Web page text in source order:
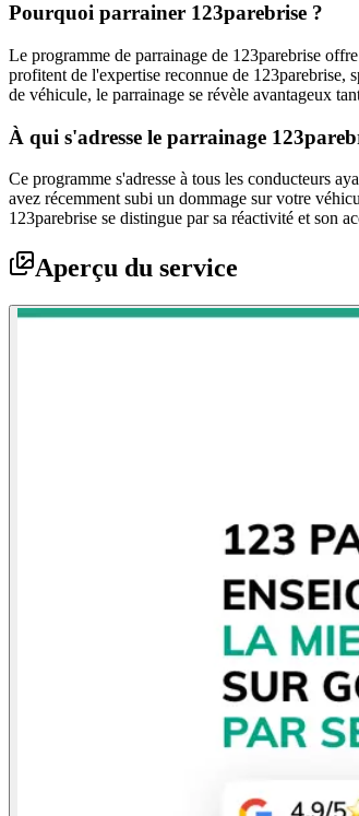
Pourquoi parrainer 123parebrise ?
Le programme de parrainage de 123parebrise
profitent de l'expertise reconnue de 123parebrise,
de véhicule, le parrainage se révèle avantageux
À qui s'adresse le parrainage
Ce programme s'adresse à tous les conducteurs
avez récemment subi un dommage sur votre
123parebrise se distingue par sa réactivité et son
Aperçu du service